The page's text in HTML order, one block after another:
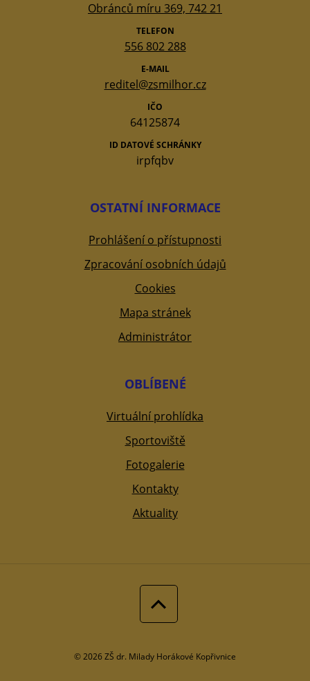
Obránců míru 369, 742 21
TELEFON
556 802 288
E-MAIL
reditel@zsmilhor.cz
IČO
64125874
ID DATOVÉ SCHRÁNKY
irpfqbv
OSTATNÍ INFORMACE
Prohlášení o přístupnosti
Zpracování osobních údajů
Cookies
Mapa stránek
Administrátor
OBLÍBENÉ
Virtuální prohlídka
Sportoviště
Fotogalerie
Kontakty
Aktuality
© 2026 ZŠ dr. Milady Horákové Kopřivnice